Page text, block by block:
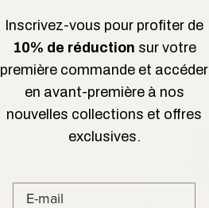
Inscrivez-vous pour profiter de
10% de réduction sur votre
première commande et accéder
en avant-première à nos
nouvelles collections et offres
exclusives.